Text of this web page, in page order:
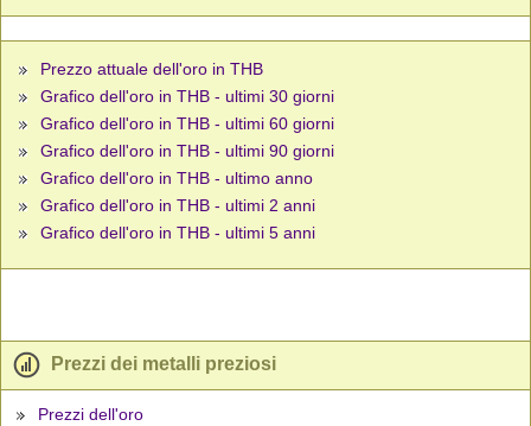
Prezzo attuale dell'oro in THB
Grafico dell'oro in THB - ultimi 30 giorni
Grafico dell'oro in THB - ultimi 60 giorni
Grafico dell'oro in THB - ultimi 90 giorni
Grafico dell'oro in THB - ultimo anno
Grafico dell'oro in THB - ultimi 2 anni
Grafico dell'oro in THB - ultimi 5 anni
Prezzi dei metalli preziosi
Prezzi dell'oro